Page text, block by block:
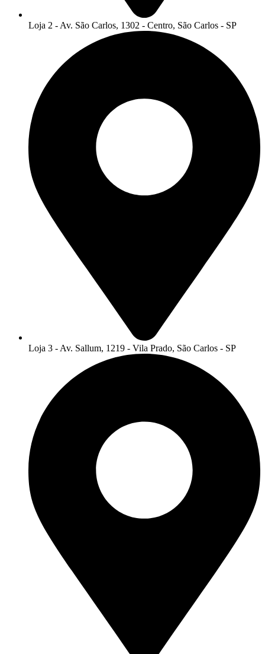
Loja 2 - Av. São Carlos, 1302 - Centro, São Carlos - SP
Loja 3 - Av. Sallum, 1219 - Vila Prado, São Carlos - SP